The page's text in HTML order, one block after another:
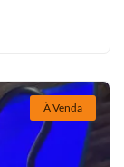
À Venda